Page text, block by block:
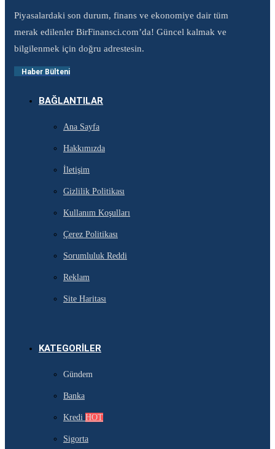
Piyasalardaki son durum, finans ve ekonomiye dair tüm
merak edilenler BirFinansci.com’da! Güncel kalmak ve
bilgilenmek için doğru adrestesin.
Haber Bülteni
BAĞLANTILAR
Ana Sayfa
Hakkımızda
İletişim
Gizlilik Politikası
Kullanım Koşulları
Çerez Politikası
Sorumluluk Reddi
Reklam
Site Haritası
KATEGORILER
Gündem
Banka
Kredi HOT
Sigorta